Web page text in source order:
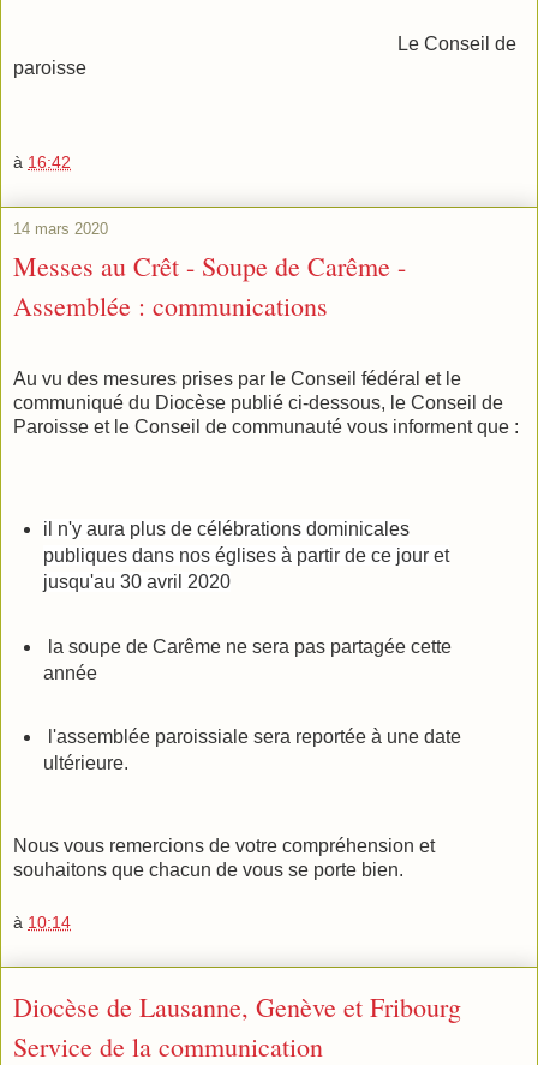
Le Conseil de
paroisse
à 16:42
14 mars 2020
Messes au Crêt - Soupe de Carême -
Assemblée : communications
Au vu des mesures prises par le Conseil fédéral et le
communiqué du Diocèse publié ci-dessous, le Conseil de
Paroisse et le Conseil de communauté vous informent que :
il n'y aura plus de célébrations dominicales
publiques dans nos églises à partir de ce jour et
jusqu'au 30 avril 2020
la soupe de Carême ne sera pas partagée cette
année
l'assemblée paroissiale sera reportée à une date
ultérieure.
Nous vous remercions de votre compréhension et
souhaitons que chacun de vous se porte bien.
à 10:14
Diocèse de Lausanne, Genève et Fribourg
Service de la communication